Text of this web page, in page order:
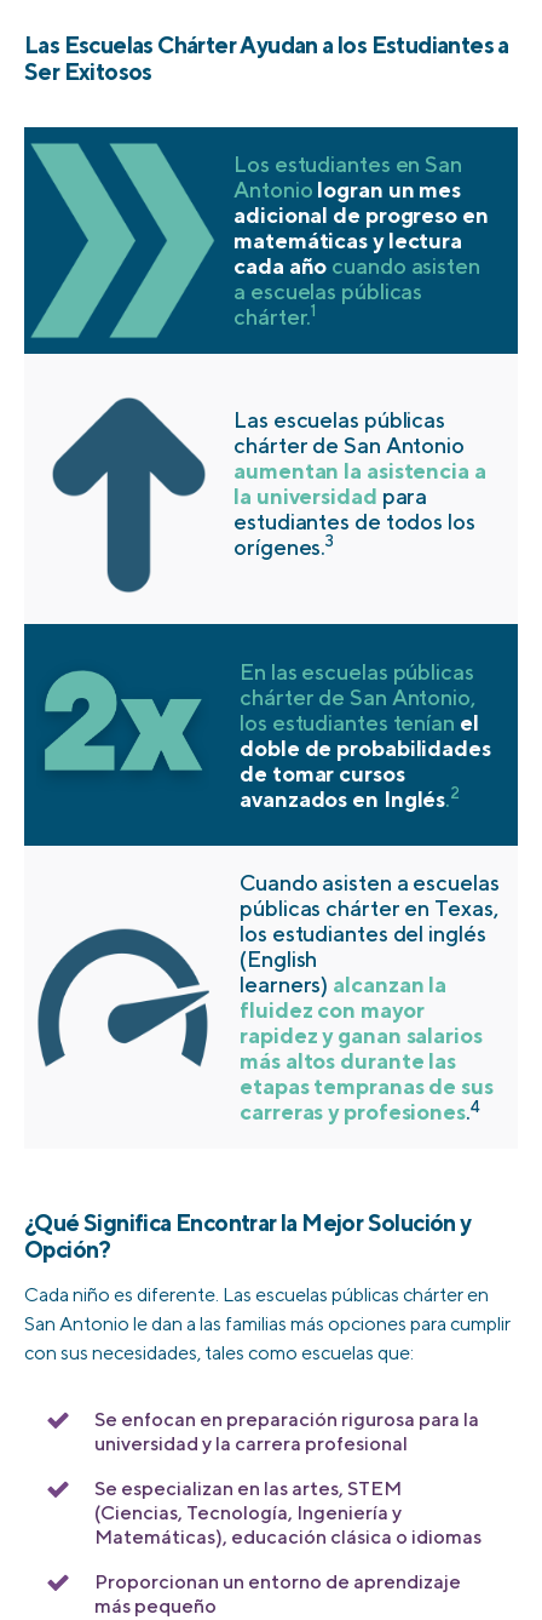
Las Escuelas Chárter Ayudan a los Estudiantes a
Ser Exitosos
Los estudiantes en San
Antonio logran un mes
adicional de progreso en
matemáticas y lectura
cada año cuando asisten
a escuelas públicas
chárter.1
Las escuelas públicas
chárter de San Antonio
aumentan la asistencia a
la universidad para
estudiantes de todos los
orígenes.3
En las escuelas públicas
chárter de San Antonio,
los estudiantes tenían el
doble de probabilidades
de tomar cursos
avanzados en Inglés.2
Cuando asisten a escuelas
públicas chárter en Texas,
los estudiantes del inglés
(English
learners) alcanzan la
fluidez con mayor
rapidez y ganan salarios
más altos durante las
etapas tempranas de sus
carreras y profesiones.4
¿Qué Significa Encontrar la Mejor Solución y
Opción?
Cada niño es diferente. Las escuelas públicas chárter en
San Antonio le dan a las familias más opciones para cumplir
con sus necesidades, tales como escuelas que:
Se enfocan en preparación rigurosa para la
universidad y la carrera profesional
Se especializan en las artes, STEM
(Ciencias, Tecnología, Ingeniería y
Matemáticas), educación clásica o idiomas
Proporcionan un entorno de aprendizaje
más pequeño